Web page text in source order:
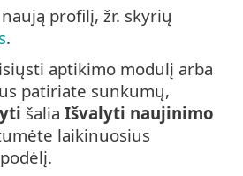
profilį, žr. skyrių
.
aptikimo modulį arba
patiriate sunkumų,
šalia Išvalyti naujinimo
laikinuosius